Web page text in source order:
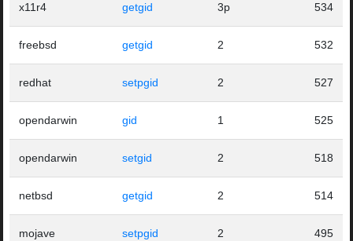
x11r4 getgid 3p 534
freebsd getgid 2 532
redhat setpgid 2 527
opendarwin gid 1 525
opendarwin setgid 2 518
netbsd getgid 2 514
mojave setpgid 2 495